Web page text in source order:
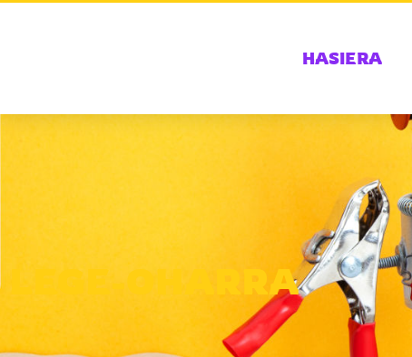
HASIERA
LEGE-OHARRA